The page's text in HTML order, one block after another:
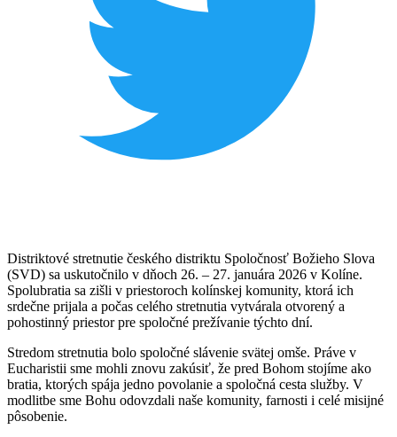
Distriktové stretnutie českého distriktu Spoločnosť Božieho Slova
(SVD) sa uskutočnilo v dňoch 26. – 27. januára 2026 v Kolíne.
Spolubratia sa zišli v priestoroch kolínskej komunity, ktorá ich
srdečne prijala a počas celého stretnutia vytvárala otvorený a
pohostinný priestor pre spoločné prežívanie týchto dní.
Stredom stretnutia bolo spoločné slávenie svätej omše. Práve v
Eucharistii sme mohli znovu zakúsiť, že pred Bohom stojíme ako
bratia, ktorých spája jedno povolanie a spoločná cesta služby. V
modlitbe sme Bohu odovzdali naše komunity, farnosti i celé misijné
pôsobenie.